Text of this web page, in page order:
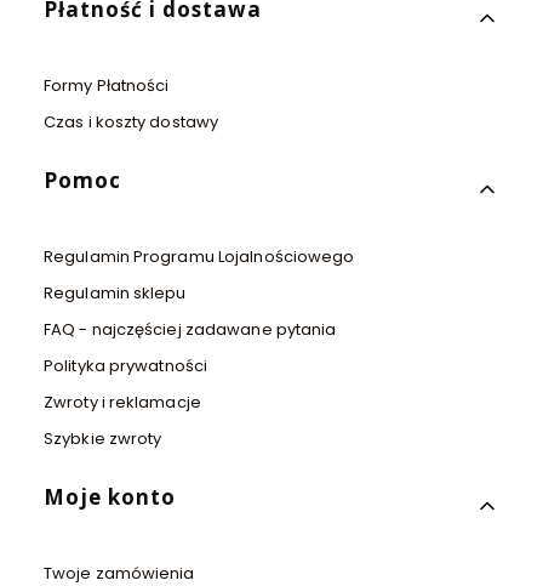
Płatność i dostawa
Formy Płatności
Czas i koszty dostawy
Pomoc
Regulamin Programu Lojalnościowego
Regulamin sklepu
FAQ - najczęściej zadawane pytania
Polityka prywatności
Zwroty i reklamacje
Szybkie zwroty
Moje konto
Twoje zamówienia